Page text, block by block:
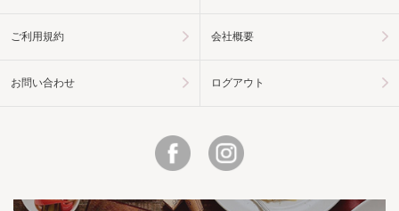
ご利用規約 会社概要
お問い合わせ ログアウト
Facebook